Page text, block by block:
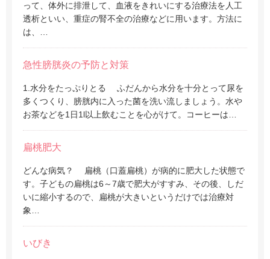
って、体外に排泄して、血液をきれいにする治療法を人工
透析といい、重症の腎不全の治療などに用います。方法に
は、…
急性膀胱炎の予防と対策
1.水分をたっぷりとる ふだんから水分を十分とって尿を
多くつくり、膀胱内に入った菌を洗い流しましょう。水や
お茶などを1日1l以上飲むことを心がけて。コーヒーは…
扁桃肥大
どんな病気？ 扁桃（口蓋扁桃）が病的に肥大した状態で
す。子どもの扁桃は6～7歳で肥大がすすみ、その後、しだ
いに縮小するので、扁桃が大きいというだけでは治療対
象…
いびき